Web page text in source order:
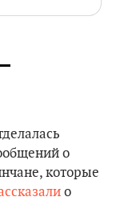
о
которые
о